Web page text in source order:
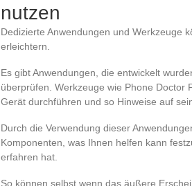
nutzen
Dedizierte Anwendungen und Werkzeuge
erleichtern.
Es gibt Anwendungen, die entwickelt
überprüfen. Werkzeuge wie Phone Doctor
Gerät durchführen und so Hinweise auf
Durch die Verwendung dieser
Komponenten, was Ihnen helfen kann
erfahren hat.
So können selbst wenn das äußere